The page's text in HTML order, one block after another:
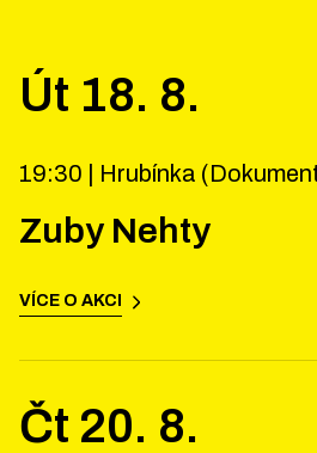
Út 18. 8.
19:30 | Hrubínka
Zuby Nehty
VÍCE O AKCI
Čt 20. 8.